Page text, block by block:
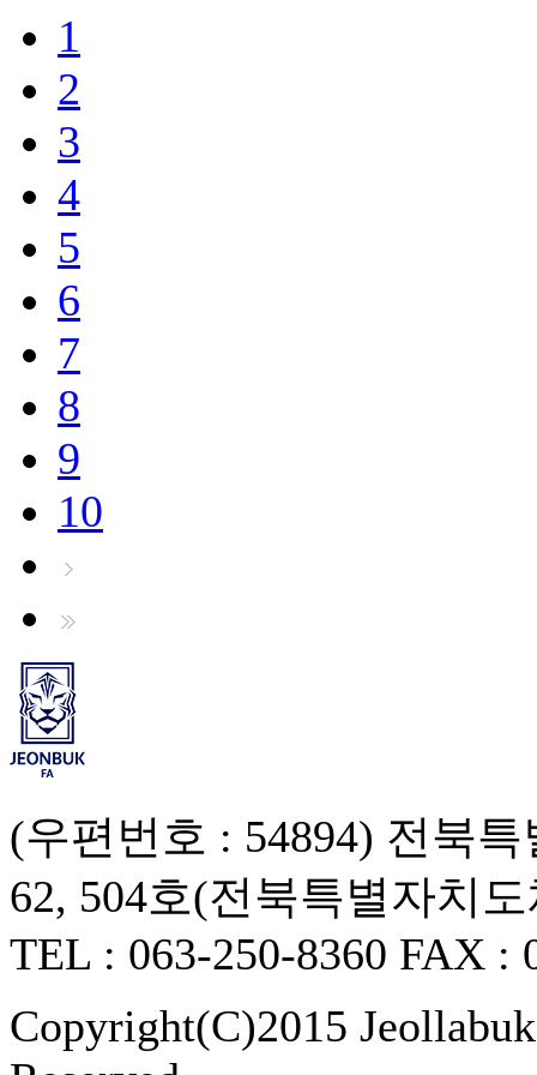
1
2
3
4
5
6
7
8
9
10
(우편번호 : 54894) 전북
62, 504호(전북특별자치
TEL : 063-250-8360 FAX :
Copyright(C)2015